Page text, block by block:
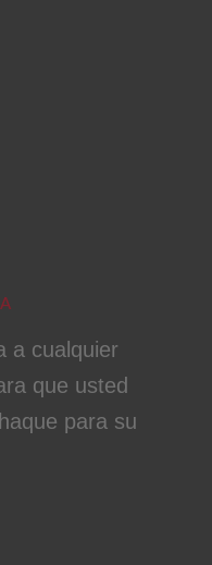
a cualquier
que usted
para su